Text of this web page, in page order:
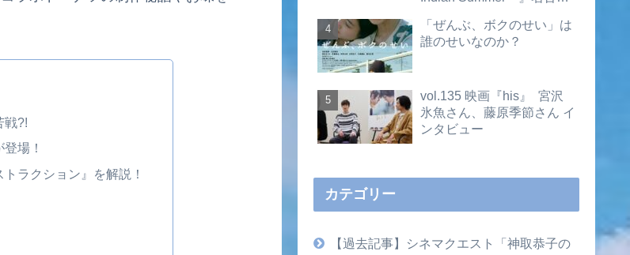
戦?!
場！
ラクション』を解説！
画あり）
「ぜんぶ、ボクのせい」は
誰のせいなのか？
vol.135 映画『his』 宮沢
氷魚さん、藤原季節さん イ
ンタビュー
カテゴリー
【過去記事】シネマクエスト「神取恭子の